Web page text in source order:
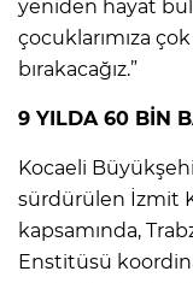
yeniden hayat
çocuklarımıza
bırakacağız.”
9 YILDA 60 BİN
Kocaeli
sürdürülen İzmit
kapsamında,
Enstitüsü